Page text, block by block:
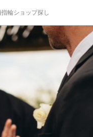
輪ショップ探し